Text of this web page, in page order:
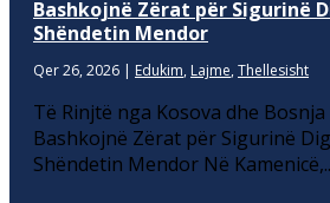
Bashkojnë Zërat për Sigurinë
Shëndetin Mendor
Qer 26, 2026 | Edukim, Lajme, Thellesisht
Të Rinjtë nga Kosova dhe
Bashkojnë Zërat për Sigurinë
Shëndetin Mendor Në